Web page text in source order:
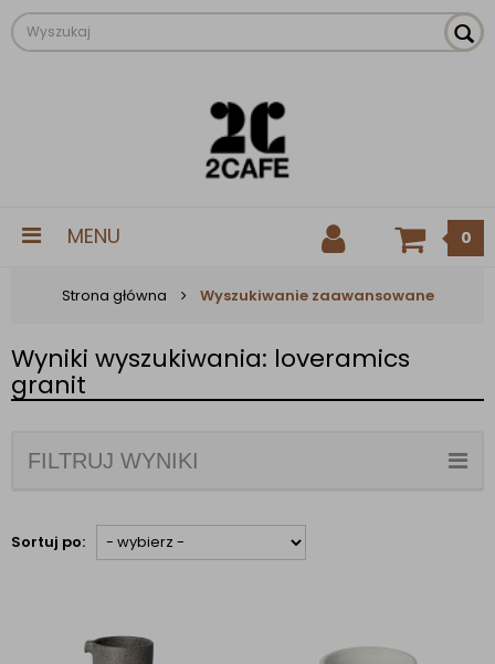
MENU 0
Strona główna Wyszukiwanie zaawansowane
Wyniki wyszukiwania: loveramics
granit
FILTRUJ WYNIKI
Sortuj po: